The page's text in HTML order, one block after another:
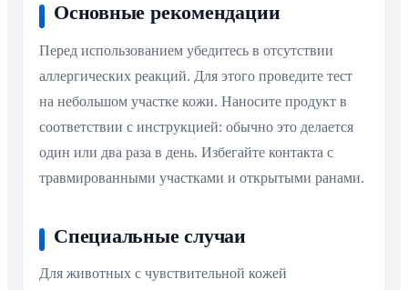
Основные рекомендации
Перед использованием убедитесь в отсутствии
аллергических реакций. Для этого проведите тест
на небольшом участке кожи. Наносите продукт в
соответствии с инструкцией: обычно это делается
один или два раза в день. Избегайте контакта с
травмированными участками и открытыми ранами.
Специальные случаи
Для животных с чувствительной кожей